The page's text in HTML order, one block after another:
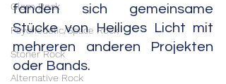
Glam Rock
Psychedelic/Space Rock
Stoner Rock
Alternative Rock
fanden sich gemeinsame
Stücke von Heiliges Licht mit
mehreren anderen Projekten
oder Bands.